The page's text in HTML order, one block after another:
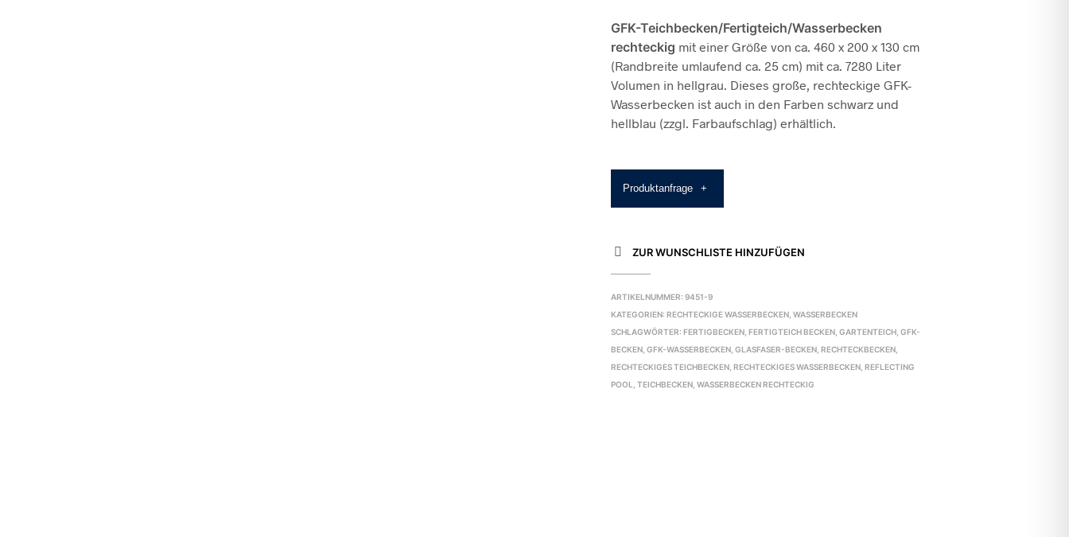
GFK-Teichbecken/Fertigteich/Wasserbecken
rechteckig mit einer Größe von ca. 460 x 200 x 130 cm
(Randbreite umlaufend ca. 25 cm) mit ca. 7280 Liter
Volumen in hellgrau. Dieses große, rechteckige GFK-
Wasserbecken ist auch in den Farben schwarz und
hellblau (zzgl. Farbaufschlag) erhältlich.
Produktanfrage +
ZUR WUNSCHLISTE HINZUFÜGEN
ARTIKELNUMMER:9451-9
KATEGORIEN:RECHTECKIGE WASSERBECKEN ,WASSERBECKEN
SCHLAGWÖRTER:FERTIGBECKEN ,FERTIGTEICH BECKEN ,GARTENTEICH ,GFK-
BECKEN ,GFK-WASSERBECKEN ,GLASFASER-BECKEN ,RECHTECKBECKEN
RECHTECKIGES TEICHBECKEN ,RECHTECKIGES WASSERBECKEN ,REFLECTING
POOL
,TEICHBECKEN ,WASSERBECKEN RECHTECKIG